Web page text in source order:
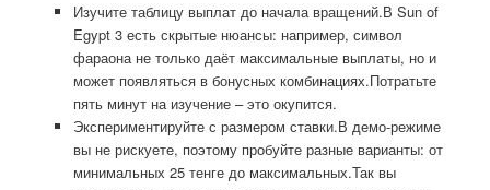
Изучите таблицу выплат до начала вращений.В Sun of
Egypt 3 есть скрытые нюансы: например, символ
фараона не только даёт максимальные выплаты, но и
может появляться в бонусных комбинациях.Потратьте
пять минут на изучение – это окупится.
Экспериментируйте с размером ставки.В демо-режиме
вы не рискуете, поэтому пробуйте разные варианты: от
минимальных 25 тенге до максимальных.Так вы